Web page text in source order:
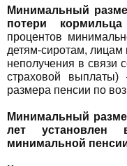
Минимальный
потери кормильца
процентов
детям-сиротам, лицам
неполучения в связи
страховой
размера пенсии по
Минимальный
лет установлен
минимальной